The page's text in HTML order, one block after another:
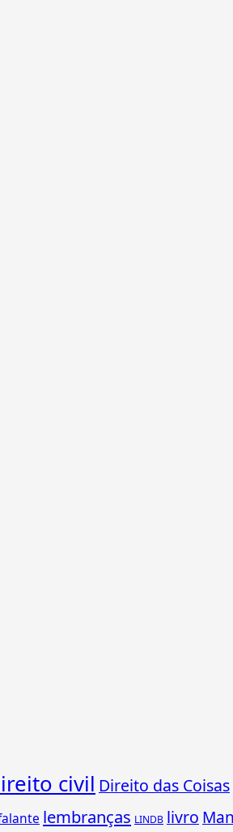
civil Direito das Coisas
lembranças LINDB livro